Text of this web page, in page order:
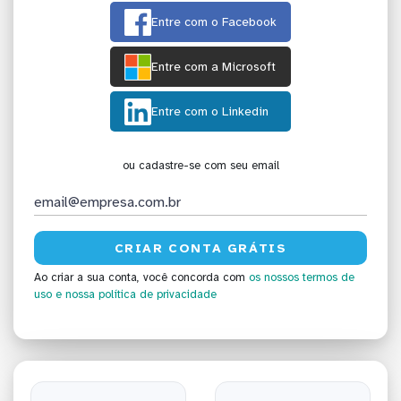
Entre com o Facebook
Entre com a Microsoft
Entre com o Linkedin
ou cadastre-se com seu email
Ao criar a sua conta, você concorda com os nossos termos de
uso e nossa política de privacidade